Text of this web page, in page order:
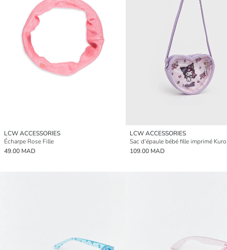
LCW ACCESSORIES
Écharpe Rose Fille
49.00 MAD
LCW ACCESSORIES
Sac d'épaule bébé fille imprimé
109.00 MAD